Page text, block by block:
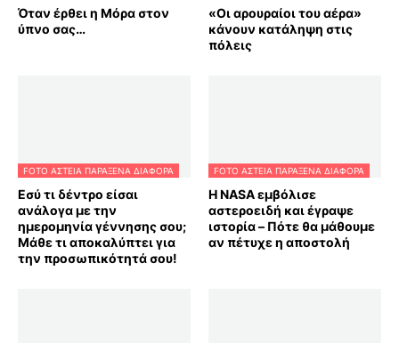
Όταν έρθει η Μόρα στον
ύπνο σας…
«Οι αρουραίοι του αέρα»
κάνουν κατάληψη στις
πόλεις
FOTO ΑΣΤΕΙΑ ΠΑΡΑΞΕΝΑ ΔΙΑΦΟΡΑ
Εσύ τι δέντρο είσαι
ανάλογα με την
ημερομηνία γέννησης σου;
Μάθε τι αποκαλύπτει για
την προσωπικότητά σου!
FOTO ΑΣΤΕΙΑ ΠΑΡΑΞΕΝΑ ΔΙΑΦΟΡΑ
Η NASA εμβόλισε
αστεροειδή και έγραψε
ιστορία – Πότε θα μάθουμε
αν πέτυχε η αποστολή